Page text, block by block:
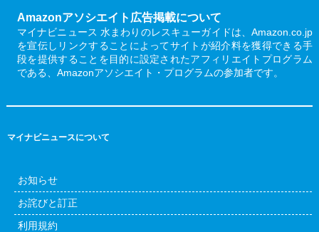
Amazonアソシエイト広告掲載について
マイナビニュース 水まわりのレスキューガイドは、Amazon.co.jp
を宣伝しリンクすることによってサイトが紹介料を獲得できる手
段を提供することを目的に設定されたアフィリエイトプログラム
である、Amazonアソシエイト・プログラムの参加者です。
マイナビニュースについて
お知らせ
お詫びと訂正
利用規約